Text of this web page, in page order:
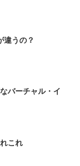
違うの？
バーチャル・イ
これ